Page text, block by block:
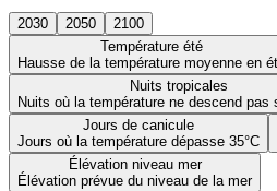
2030 2050
2100
Température été
Hausse de la température moyenne en
Nuits tropicales
Nuits où la température ne descend pas
Jours de canicule
Jours où la température dépasse 35°C
Élévation niveau mer
Élévation prévue du niveau de la mer